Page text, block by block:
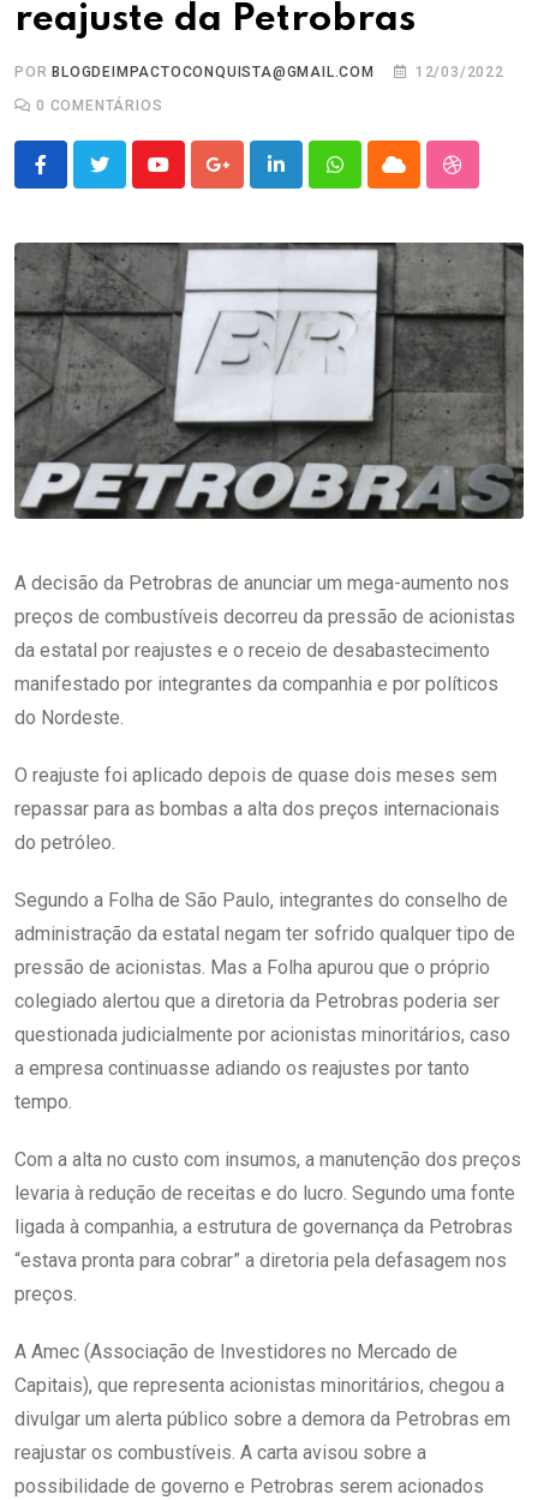
reajuste da Petrobras
POR BLOGDEIMPACTOCONQUISTA@GMAIL.COM
12/03/2022
0 COMENTÁRIOS
YoutubeGoogle+LinkedInWhatsappCloud
A decisão da Petrobras de anunciar um mega-aumento nos
preços de combustíveis decorreu da pressão de acionistas
da estatal por reajustes e o receio de desabastecimento
manifestado por integrantes da companhia e por políticos
do Nordeste.
O reajuste foi aplicado depois de quase dois meses sem
repassar para as bombas a alta dos preços internacionais
do petróleo.
Segundo a Folha de São Paulo, integrantes do conselho de
administração da estatal negam ter sofrido qualquer tipo de
pressão de acionistas. Mas a Folha apurou que o próprio
colegiado alertou que a diretoria da Petrobras poderia ser
questionada judicialmente por acionistas minoritários, caso
a empresa continuasse adiando os reajustes por tanto
tempo.
Com a alta no custo com insumos, a manutenção dos preços
levaria à redução de receitas e do lucro. Segundo uma fonte
ligada à companhia, a estrutura de governança da Petrobras
“estava pronta para cobrar” a diretoria pela defasagem nos
preços.
A Amec (Associação de Investidores no Mercado de
Capitais), que representa acionistas minoritários, chegou a
divulgar um alerta público sobre a demora da Petrobras em
reajustar os combustíveis. A carta avisou sobre a
possibilidade de governo e Petrobras serem acionados